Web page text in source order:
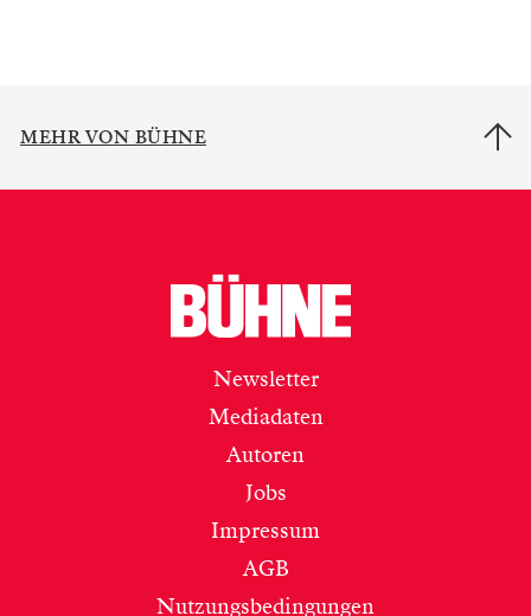
MEHR VON BÜHNE
Newsletter
Mediadaten
Autoren
Jobs
Impressum
AGB
Nutzungsbedingungen